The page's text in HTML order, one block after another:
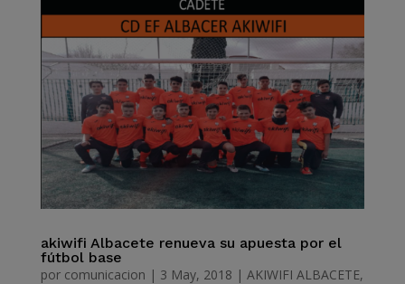
akiwifi Albacete renueva su apuesta por el
fútbol base
por comunicacion | 3 May, 2018 | AKIWIFI ALBACETE,